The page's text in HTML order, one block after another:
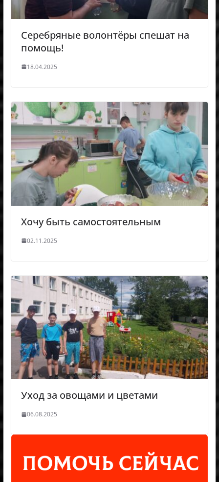
Серебряные волонтёры спешат на
помощь!
18.04.2025
Хочу быть самостоятельным
02.11.2025
Уход за овощами и цветами
06.08.2025